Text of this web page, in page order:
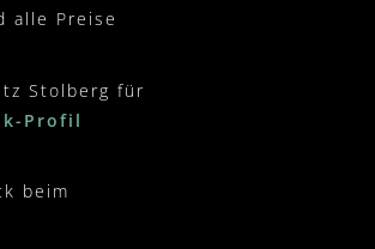
alle Preise
Stolberg für
Profil
beim